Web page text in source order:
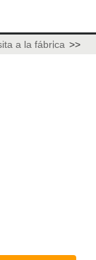
a la fábrica >>